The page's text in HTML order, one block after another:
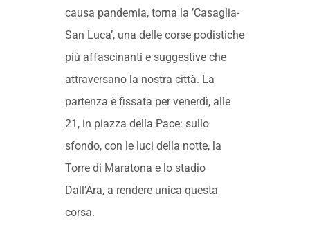
causa pandemia, torna la ’Casaglia-
San Luca’, una delle corse podistiche
più affascinanti e suggestive che
attraversano la nostra città. La
partenza è fissata per venerdì, alle
21, in piazza della Pace: sullo
sfondo, con le luci della notte, la
Torre di Maratona e lo stadio
Dall’Ara, a rendere unica questa
corsa.